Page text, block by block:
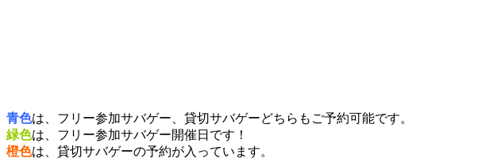
青色は、フリー参加サバゲー、貸切サバゲーどちらもご予約可能です。
緑色は、フリー参加サバゲー開催日です！
橙色は、貸切サバゲーの予約が入っています。